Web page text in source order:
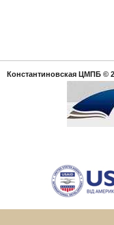
Константиновская ЦМПБ ©